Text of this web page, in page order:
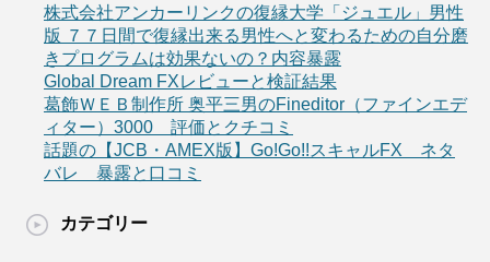
株式会社アンカーリンクの復縁大学「ジュエル」男性
版 ７７日間で復縁出来る男性へと変わるための自分磨
きプログラムは効果ないの？内容暴露
Global Dream FXレビューと検証結果
葛飾ＷＥＢ制作所 奥平三男のFineditor（ファインエデ
ィター）3000 評価とクチコミ
話題の【JCB・AMEX版】Go!Go!!スキャルFX ネタ
バレ 暴露と口コミ
カテゴリー